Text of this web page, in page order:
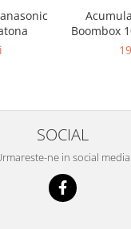
Boombox
SOCIAL
ne in social media